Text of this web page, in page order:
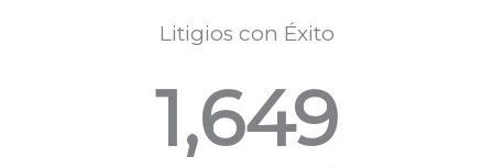
Litigios con Éxito
1,649